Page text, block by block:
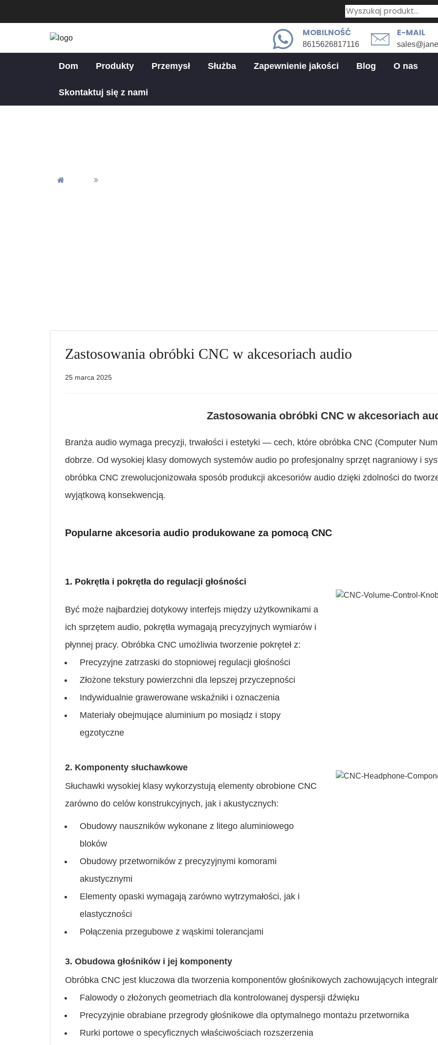
E-MAIL
MOBILNOŚĆ
8615626817116
Dom Produkty Przemysł Służba Zapewnienie jakości Blog O nas
Skontaktuj się z nami
Zastosowania obróbki CNC w akcesoriach audio
25 marca 2025
Zastosowania obróbki CNC w akcesoriach
Branża audio wymaga precyzji, trwałości i estetyki — cech, które obróbka CNC (Computer
dobrze. Od wysokiej klasy domowych systemów audio po profesjonalny sprzęt nagraniowy i
obróbka CNC zrewolucjonizowała sposób produkcji akcesoriów audio dzięki zdolności do
wyjątkową konsekwencją.
Popularne akcesoria audio produkowane za pomocą CNC
1. Pokrętła i pokrętła do regulacji głośności
Być może najbardziej dotykowy interfejs między użytkownikami a
ich sprzętem audio, pokrętła wymagają precyzyjnych wymiarów i
płynnej pracy. Obróbka CNC umożliwia tworzenie pokręteł z:
Precyzyjne zatrzaski do stopniowej regulacji głośności
Złożone tekstury powierzchni dla lepszej przyczepności
Indywidualnie grawerowane wskaźniki i oznaczenia
Materiały obejmujące aluminium po mosiądz i stopy
egzotyczne
2. Komponenty słuchawkowe
Słuchawki wysokiej klasy wykorzystują elementy obrobione CNC
zarówno do celów konstrukcyjnych, jak i akustycznych:
Obudowy nauszników wykonane z litego aluminiowego
bloków
Obudowy przetworników z precyzyjnymi komorami
akustycznymi
Elementy opaski wymagają zarówno wytrzymałości, jak i
elastyczności
Połączenia przegubowe z wąskimi tolerancjami
3. Obudowa głośników i jej komponenty
Obróbka CNC jest kluczowa dla tworzenia komponentów głośnikowych zachowujących
Falowody o złożonych geometriach dla kontrolowanej dyspersji dźwięku
Precyzyjnie obrabiane przegrody głośnikowe dla optymalnego montażu przetwornika
Rurki portowe o specyficznych właściwościach rozszerzenia